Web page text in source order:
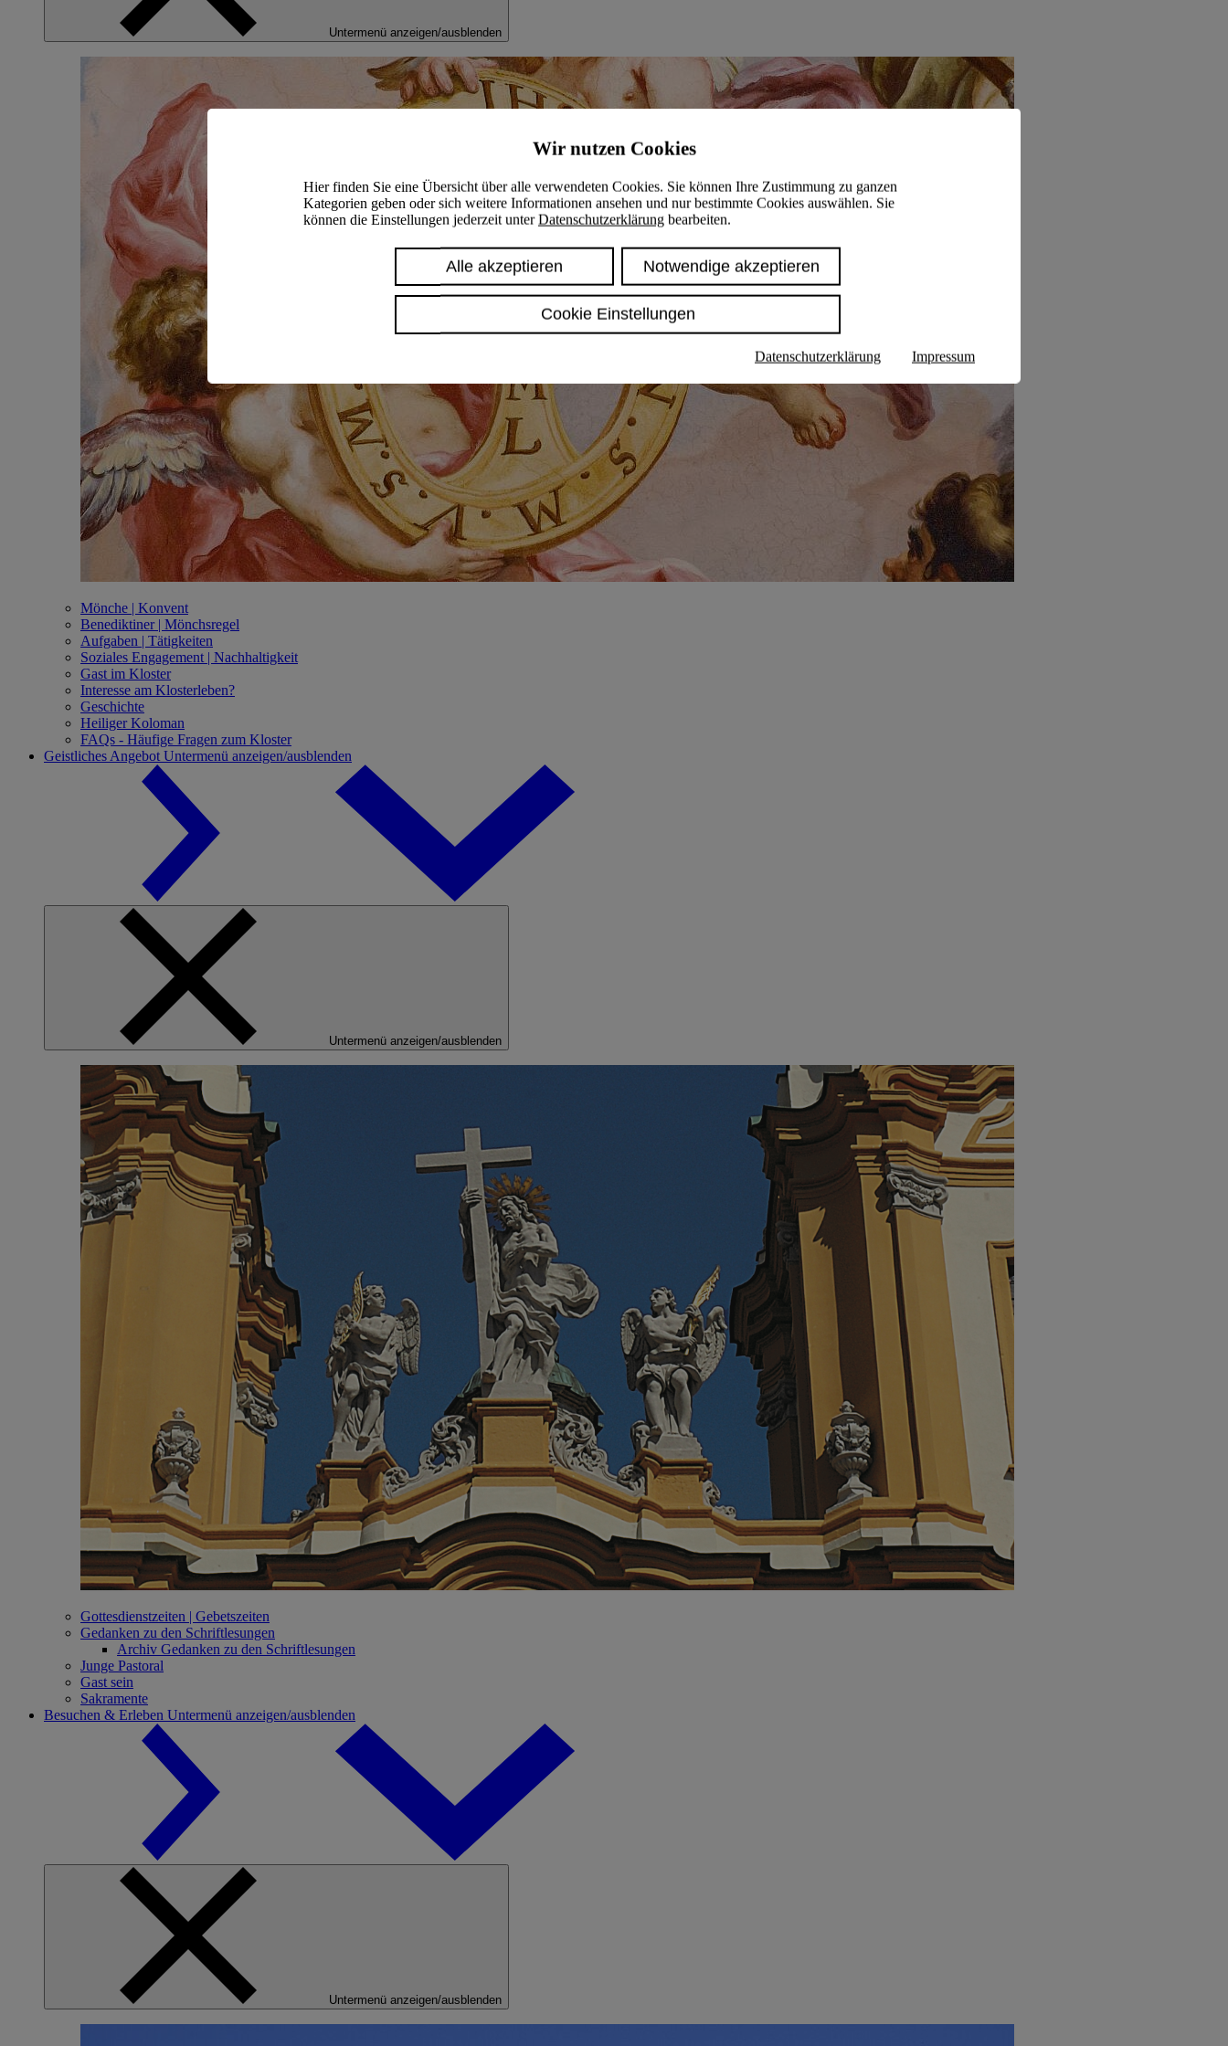
Wir nutzen Cookies
Hier finden Sie eine Übersicht über alle verwendeten Cookies. Sie können Ihre Zustimmung zu ganzen
Kategorien geben oder sich weitere Informationen ansehen und nur bestimmte Cookies auswählen. Sie
können die Einstellungen jederzeit unterDatenschutzerklärung bearbeiten.
Alle akzeptieren Notwendige akzeptieren
Cookie Einstellungen
Datenschutzerklärung Impressum
Untermenü anzeigen/ausblenden
Mönche | Konvent
Benediktiner | Mönchsregel
Aufgaben | Tätigkeiten
Soziales Engagement | Nachhaltigkeit
Gast im Kloster
Interesse am Klosterleben?
Geschichte
Heiliger Koloman
FAQs - Häufige Fragen zum Kloster
Geistliches Angebot Untermenü anzeigen/ausblenden
Untermenü anzeigen/ausblenden
Gottesdienstzeiten | Gebetszeiten
Gedanken zu den Schriftlesungen
Archiv Gedanken zu den Schriftlesungen
Junge Pastoral
Gast sein
Sakramente
Besuchen & Erleben Untermenü anzeigen/ausblenden
Untermenü anzeigen/ausblenden